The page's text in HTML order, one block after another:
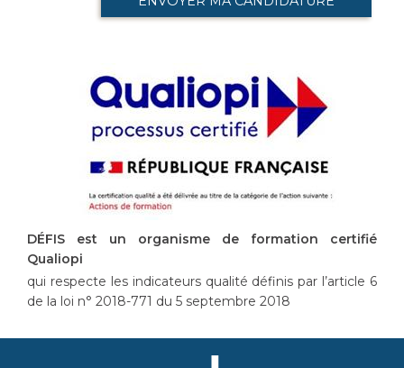
DÉFIS est un organisme de formation certifié
Qualiopi
qui respecte les indicateurs qualité définis par l’article 6
de la loi n° 2018-771 du 5 septembre 2018